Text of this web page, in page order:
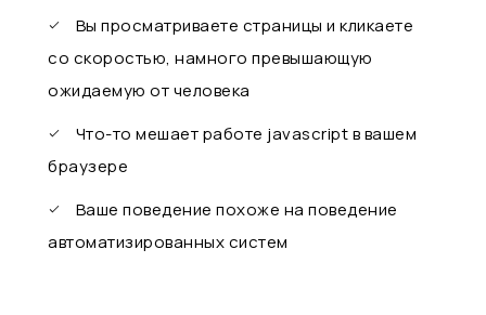
Вы просматриваете страницы и кликаете
со скоростью, намного превышающую
ожидаемую от человека
Что-то мешает работе javascript в вашем
браузере
Ваше поведение похоже на поведение
автоматизированных систем